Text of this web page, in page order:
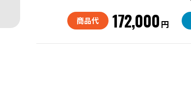
商品代 172,000 円